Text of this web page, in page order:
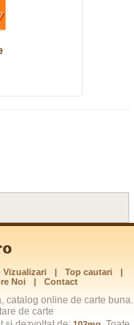
Vizualizari | Top cautari
|
Noi | Contact
catalog online de carte buna.
de carte